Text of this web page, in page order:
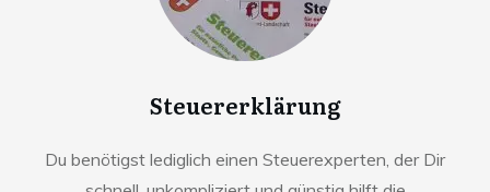
Steuererklärung
Du benötigst lediglich einen Steuerexperten, der Dir